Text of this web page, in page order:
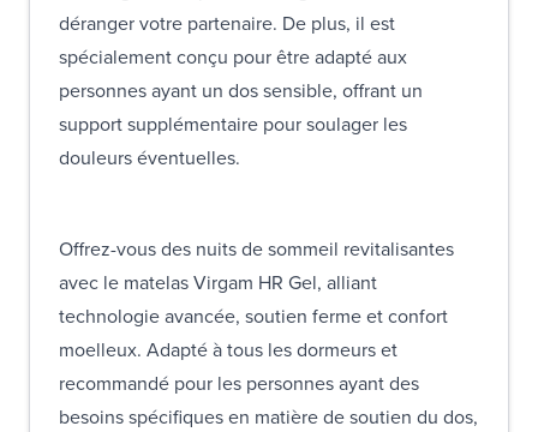
déranger votre partenaire. De plus, il est
spécialement conçu pour être adapté aux
personnes ayant un dos sensible, offrant un
support supplémentaire pour soulager les
douleurs éventuelles.
Offrez-vous des nuits de sommeil revitalisantes
avec le matelas Virgam HR Gel, alliant
technologie avancée, soutien ferme et confort
moelleux. Adapté à tous les dormeurs et
recommandé pour les personnes ayant des
besoins spécifiques en matière de soutien du dos,